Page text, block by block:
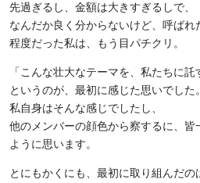
先過ぎるし、金額は大きすぎるしで、
なんだか良く分からないけど、呼ばれ
程度だった私は、もう目パチクリ。
「こんな壮大なテーマを、私たちに託
というのが、最初に感じた思いでした。
私自身はそんな感じでしたし、
他のメンバーの顔色から察するに、
ように思います。
とにもかくにも、最初に取り組んだの